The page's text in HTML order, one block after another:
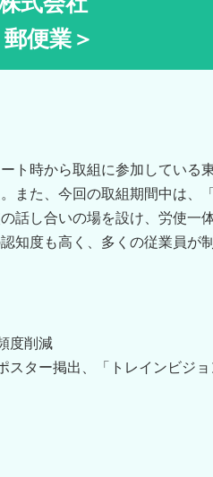
便業＞
ト時から取組に参加している
また、今回の取組期間中は、
話し合いの場を設け、労使一
知度も高く、多くの従業員が
度削減
ター掲出、「トレインビジ